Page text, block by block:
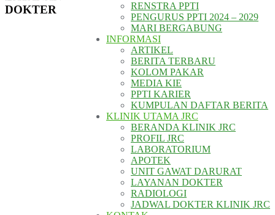
RENSTRA PPTI
PENGURUS PPTI 2024 – 2029
MARI BERGABUNG
INFORMASI
ARTIKEL
BERITA TERBARU
KOLOM PAKAR
MEDIA KIE
PPTI KARIER
KUMPULAN DAFTAR BERITA
KLINIK UTAMA JRC
BERANDA KLINIK JRC
PROFIL JRC
LABORATORIUM
APOTEK
UNIT GAWAT DARURAT
LAYANAN DOKTER
RADIOLOGI
JADWAL DOKTER KLINIK JRC
DOKTER